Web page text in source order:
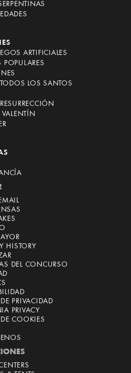
ARTIFICIALES
POPULARES
LOS SANTOS
HISTORY
DEL CONCURSO
PRIVACIDAD
PRIVACY
COOKIES